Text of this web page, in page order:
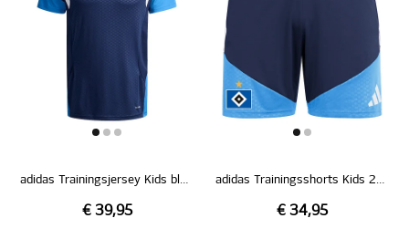
adidas Trainingsjersey Kids blau 26/27
€ 39,95
adidas Trainingsshorts Kids 26/27
€ 34,95